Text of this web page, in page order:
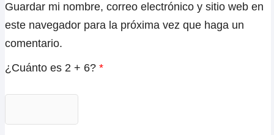
Guardar mi nombre, correo electrónico y sitio web en
este navegador para la próxima vez que haga un
comentario.
¿Cuánto es 2 + 6? *